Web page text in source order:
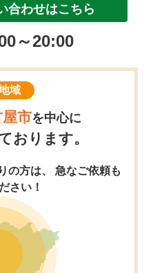
合わせはこちら
～20:00
域
市を中心に
おります。
の方は、 急なご依頼も
さい！